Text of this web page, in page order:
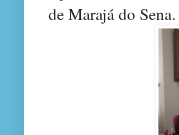
de Marajá do Sena.